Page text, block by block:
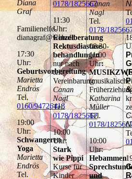
Diana
Graf
Familienelfe-
dianagraf@web.de
17:30
Uhr:
Geburtsvorbereitung
Marietta
Endrös
Tel.
0160/94726413
19:00
Uhr:
Schwangeren
Yoga
Marietta
Endrös
Tel.
0178/1825667
11:30
Uhr:
Einzelberatung
Rektusdiastase-
behandlungen
nur nach
tel.
Vereinbarung
Canan
Nagl
Tel.
0178/1825667
10:00
Uhr:
Stark
wie Pippi
Kurse für
Kinder
Canan
Nagl
Tel.
0178/
08:30-
11:00
Uhr:
(musikalische
Katharina
Müller
Tel.
0178/
10:00
Uhr:
Hebammen
und